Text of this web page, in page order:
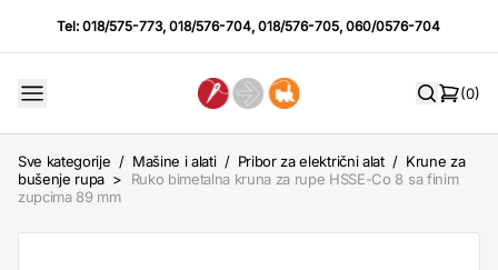
Tel:018/575-773,018/576-704,018/576-705,060/0576-704
(0)
Sve kategorije / Mašine i alati / Pribor za električni alat / Krune za
bušenje rupa > Ruko bimetalna kruna za rupe HSSE-Co 8 sa finim
zupcima 89 mm